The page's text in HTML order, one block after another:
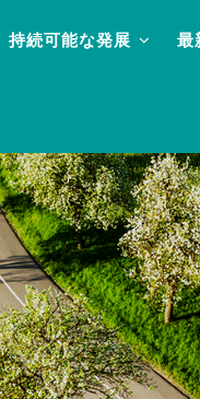
持続可能な発展 最